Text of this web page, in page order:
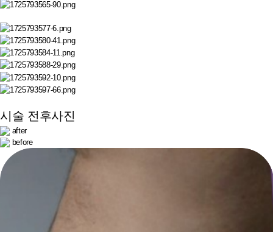
시술 전후사진
after
before